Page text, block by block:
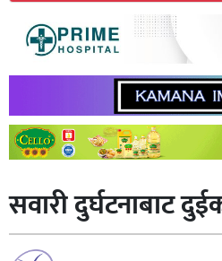
सवारी दुर्घटनाबाट